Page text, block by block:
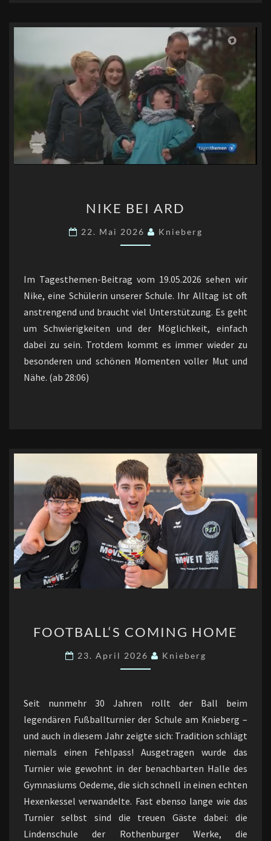
BEI
ARD
NIKE BEI ARD
22. Mai 2026 Knieberg
Im Tagesthemen-Beitrag vom 19.05.2026 sehen wir
Nike, eine Schülerin unserer Schule. Ihr Alltag ist oft
anstrengend und braucht viel Unterstützung. Es geht
um Schwierigkeiten und der Möglichkeit, einfach
dabei zu sein. Trotdem kommt es immer wieder zu
besonderen und schönen Momenten voller Mut und
Nähe. (ab 28:06)
COMING
HOME
FOOTBALL‘S COMING HOME
23. April 2026 Knieberg
Seit nunmehr 30 Jahren rollt der Ball beim
legendären Fußballturnier der Schule am Knieberg –
und auch in diesem Jahr zeigte sich: Tradition schlägt
niemals einen Fehlpass! Ausgetragen wurde das
Turnier wie gewohnt in der benachbarten Halle des
Gymnasiums Oedeme, die sich schnell in einen echten
Hexenkessel verwandelte. Fast ebenso lange wie das
Turnier selbst sind die treuen Gäste dabei: die
Lindenschule der Rothenburger Werke, die